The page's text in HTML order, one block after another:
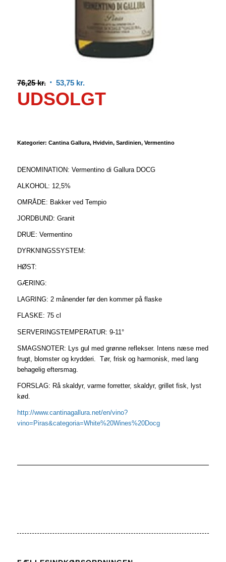
76,25kr. Den
oprindelige
pris
53,75 kr.
aktuelle
pris
UDSOLGT
Kategorier: Cantina Gallura, Hvidvin, Sardinien, Vermentino
DENOMINATION: Vermentino di Gallura DOCG
ALKOHOL: 12,5%
OMRÅDE: Bakker ved Tempio
JORDBUND: Granit
DRUE: Vermentino
DYRKNINGSSYSTEM:
HØST:
GÆRING:
LAGRING: 2 månender før den kommer på flaske
FLASKE: 75 cl
SERVERINGSTEMPERATUR: 9-11°
SMAGSNOTER: Lys gul med grønne reflekser. Intens næse med
frugt, blomster og krydderi. Tør, frisk og harmonisk, med lang
behagelig eftersmag.
FORSLAG: Rå skaldyr, varme forretter, skaldyr, grillet fisk, lyst
kød.
http://www.cantinagallura.net/en/vino?
vino=Piras&categoria=White%20Wines%20Docg